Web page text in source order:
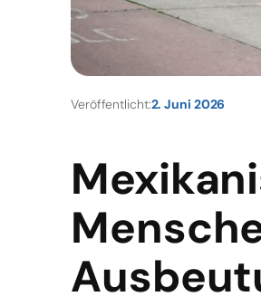
Veröffentlicht:2. Juni 2026